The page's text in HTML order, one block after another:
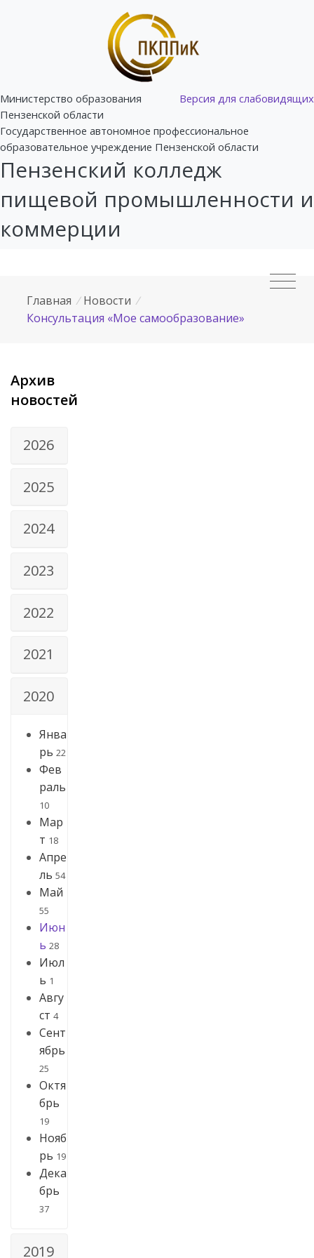
Версия для слабовидящих
Министерство образования
Пензенской области
Государственное автономное профессиональное
образовательное учреждение Пензенской области
Пензенский колледж
пищевой промышленности и
коммерции
Главная / Новости /
Консультация «Мое самообразование»
Архив
новостей
2026
2025
2024
2023
2022
2021
2020
Янва
рь 22
Фев
раль
10
Мар
т 18
Апре
ль 54
Май
55
Июн
ь 28
Июл
ь 1
Авгу
ст 4
Сент
ябрь
25
Октя
брь
19
Нояб
рь 19
Дека
брь
37
2019